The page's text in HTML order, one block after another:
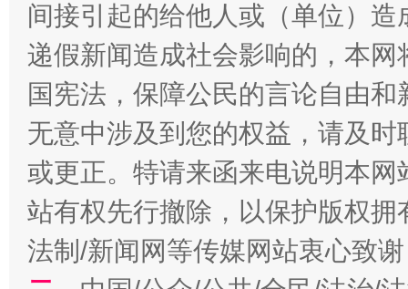
间接引起的给他人或（单位）
递假新闻造成社会影响的，本
国宪法，保障公民的言论自由
无意中涉及到您的权益，请及
或更正。特请来函来电说明本
站有权先行撤除，以保护版权
法制/新闻网等传媒网站衷心致